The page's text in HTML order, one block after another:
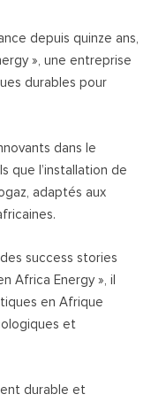
depuis quinze ans,
», une entreprise
durables pour
dans le
que l’installation de
adaptés aux
success stories
Africa Energy », il
en Afrique
et
durable et